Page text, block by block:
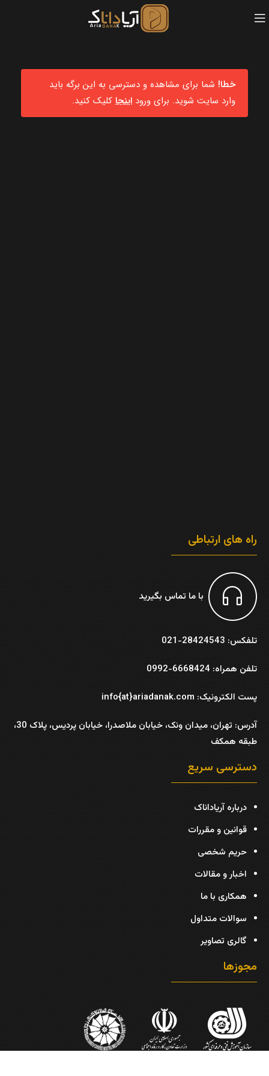
خطا! شما برای مشاهده و دسترسی به این برگه باید
وارد سایت شوید. برای ورود اینجا کلیک کنید.
راه های ارتباطی
با ما تماس بگیرید
تلفکس: 28424543-021
تلفن همراه: 6668424-0992
پست الکترونیک: info{at}ariadanak.com
آدرس:
تهران، میدان ونک، خیابان ملاصدرا، خیابان پردیس، پلاک 30،
طبقه همکف
دسترسی سریع
درباره آریاداناک
قوانین و مقررات
حریم شخصی
اخبار و مقالات
همکاری با ما
سوالات متداول
گالری تصاویر
مجوزها